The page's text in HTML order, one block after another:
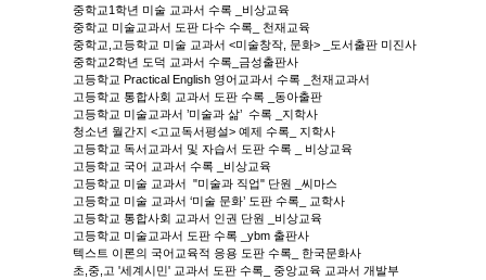
중학교1학년 미술 교과서 수록 _비상교육
중학교 미술교과서 도판 다수 수록_ 천재교육
중학교,고등학교 미술 교과서 <미술창작, 문화> _도서출판 미진사
중학교2학년 도덕 교과서 수록_금성출판사
고등학교 Practical English 영어교과서 수록 _천재교과서
고등학교 통합사회 교과서 도판 수록 _동아출판
고등학교 미술교과서 ’미술과 삶’ 수록 _지학사
청소년 월간지 <고교독서평설> 예제 수록_ 지학사
고등학교 독서교과서 및 자습서 도판 수록 _ 비상교육
고등학교 국어 교과서 수록 _비상교육
고등학교 미술 교과서 "미술과 직업" 단원 _씨마스
고등학교 미술 교과서 ‘미술 문화’ 도판 수록_ 교학사
고등학교 통합사회 교과서 인권 단원 _비상교육
고등학교 미술교과서 도판 수록 _ybm 출판사
텍스트 이론의 국어교육적 응용 도판 수록_ 한국문화사
초,중,고 '세계시민' 교과서 도판 수록_ 중앙교육 교과서 개발부